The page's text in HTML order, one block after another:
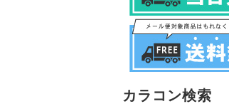
カラコン検索